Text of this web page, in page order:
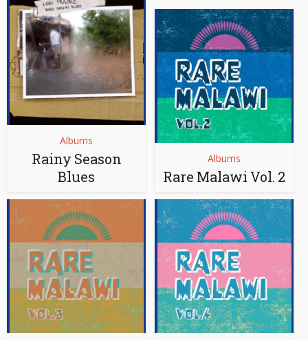
Albums
Rainy Season
Blues
Albums
Rare Malawi Vol. 2